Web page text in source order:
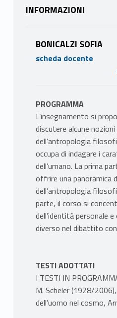
INFORMAZIONI
BONICALZI SOFIA
scheda docente
PROGRAMMA
L’insegnamento si
discutere alcune nozioni
dell’antropologia
occupa di indagare i
dell’umano. La prima
offrire una panoramica
dell’antropologia
parte, il corso si
dell’identità personale
diverso nel dibattito
TESTI ADOTTATI
I TESTI IN
M. Scheler (1928/
dell'uomo nel cosmo,